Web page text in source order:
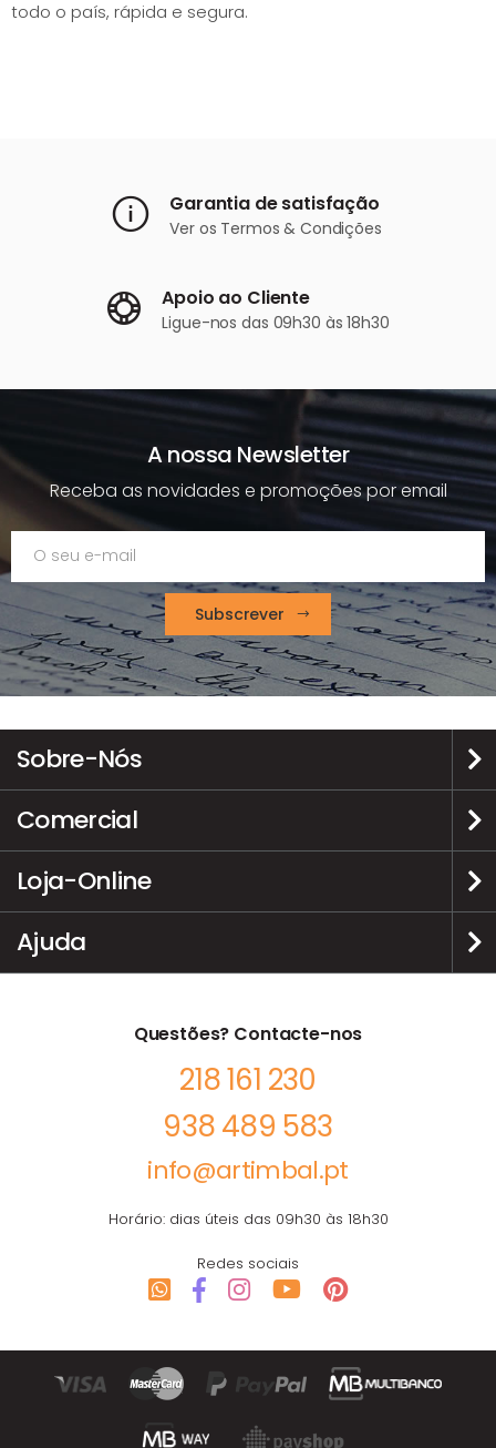
todo o país, rápida e segura.
Garantia de satisfação
Ver os Termos & Condições
Apoio ao Cliente
Ligue-nos das 09h30 às 18h30
A nossa Newsletter
Receba as novidades e promoções por email
Subscrever
Sobre-Nós
Comercial
Loja-Online
Ajuda
Questões? Contacte-nos
218 161 230
938 489 583
info@artimbal.pt
Horário: dias úteis das 09h30 às 18h30
Redes sociais